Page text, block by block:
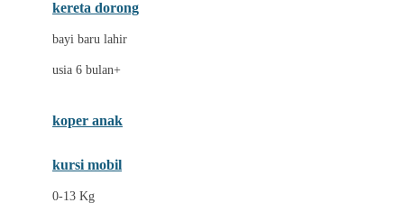
E
ELC
Ergobaby
Ezyroller
F
kereta dorong
bayi baru lahir
usia 6 bulan+
koper anak
kursi mobil
0-13 Kg